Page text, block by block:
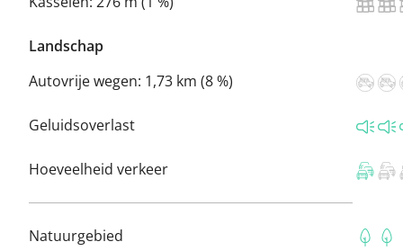
Landschap
Autovrije wegen: 1,73 km (8 %)
Geluidsoverlast
Hoeveelheid verkeer
Natuurgebied